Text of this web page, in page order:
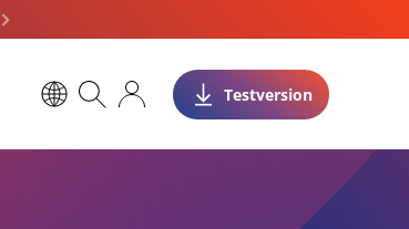
Testversion